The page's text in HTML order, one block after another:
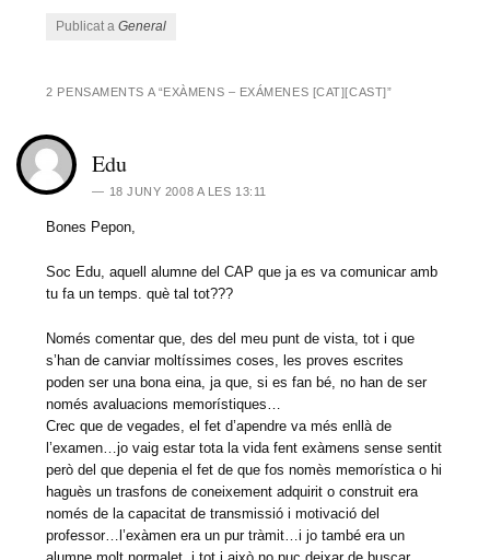
Publicat aGeneral
2 PENSAMENTS A “EXÀMENS – EXÁMENES [CAT][CAST]”
Edu
18 JUNY 2008 A LES 13:11
Bones Pepon,
Soc Edu, aquell alumne del CAP que ja es va comunicar amb
tu fa un temps. què tal tot???
Només comentar que, des del meu punt de vista, tot i que
s’han de canviar moltíssimes coses, les proves escrites
poden ser una bona eina, ja que, si es fan bé, no han de ser
només avaluacions memorístiques…
Crec que de vegades, el fet d’apendre va més enllà de
l’examen…jo vaig estar tota la vida fent exàmens sense sentit
però del que depenia el fet de que fos nomès memorística o hi
haguès un trasfons de coneixement adquirit o construit era
només de la capacitat de transmissió i motivació del
professor…l’exàmen era un pur tràmit…i jo també era un